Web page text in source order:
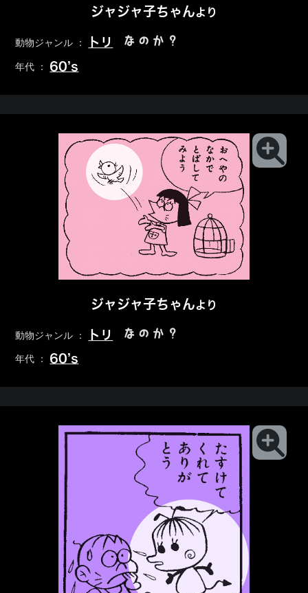
ジャジャ子ちゃんより
動物ジャンル ： トリ なのか？
年代 ： 60’s
ジャジャ子ちゃんより
動物ジャンル ： トリ なのか？
年代 ： 60’s